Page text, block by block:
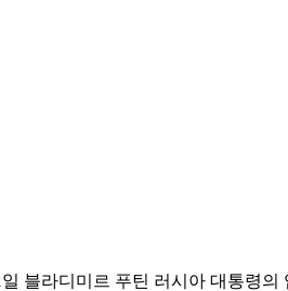
블라디미르 푸틴 러시아 대통령